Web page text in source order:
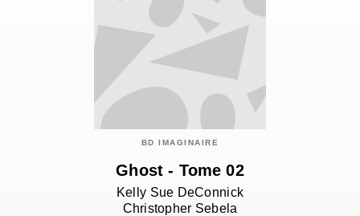
BD IMAGINAIRE
Ghost - Tome 02
Kelly Sue DeConnick
Christopher Sebela